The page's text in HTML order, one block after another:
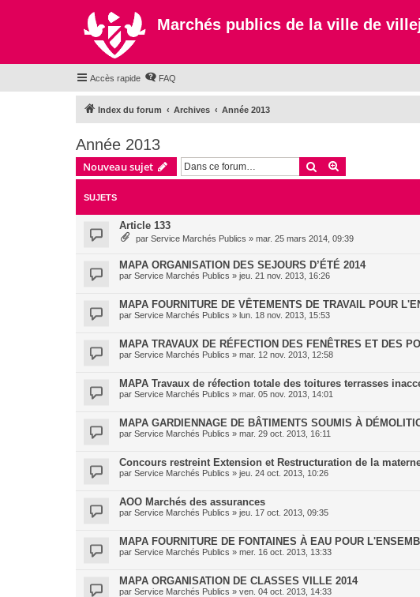
Marchés publics de la ville de
Accès rapide FAQ
Index du forum Archives Année 2013
Année 2013
Nouveau sujet Rechercher
SUJETS
Article 133
par Service Marchés Publics » mar. 25 mars 2014, 09:39
MAPA ORGANISATION DES SEJOURS D’ÉTÉ 2014
par Service Marchés Publics » jeu. 21 nov. 2013, 16:26
MAPA FOURNITURE DE VÊTEMENTS DE TRAVAIL POUR
par Service Marchés Publics » lun. 18 nov. 2013, 15:53
MAPA TRAVAUX DE RÉFECTION DES FENÊTRES ET DES
par Service Marchés Publics » mar. 12 nov. 2013, 12:58
MAPA Travaux de réfection totale des toitures terrasses
par Service Marchés Publics » mar. 05 nov. 2013, 14:01
MAPA GARDIENNAGE DE BÂTIMENTS SOUMIS À
par Service Marchés Publics » mar. 29 oct. 2013, 16:11
Concours restreint Extension et Restructuration de la
par Service Marchés Publics » jeu. 24 oct. 2013, 10:26
AOO Marchés des assurances
par Service Marchés Publics » jeu. 17 oct. 2013, 09:35
MAPA FOURNITURE DE FONTAINES À EAU POUR
par Service Marchés Publics » mer. 16 oct. 2013, 13:33
MAPA ORGANISATION DE CLASSES VILLE 2014
par Service Marchés Publics » ven. 04 oct. 2013, 14:33